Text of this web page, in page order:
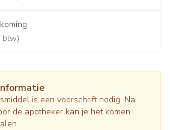
btw)
is een voorschrift nodig. Na
de apotheker kan je het komen